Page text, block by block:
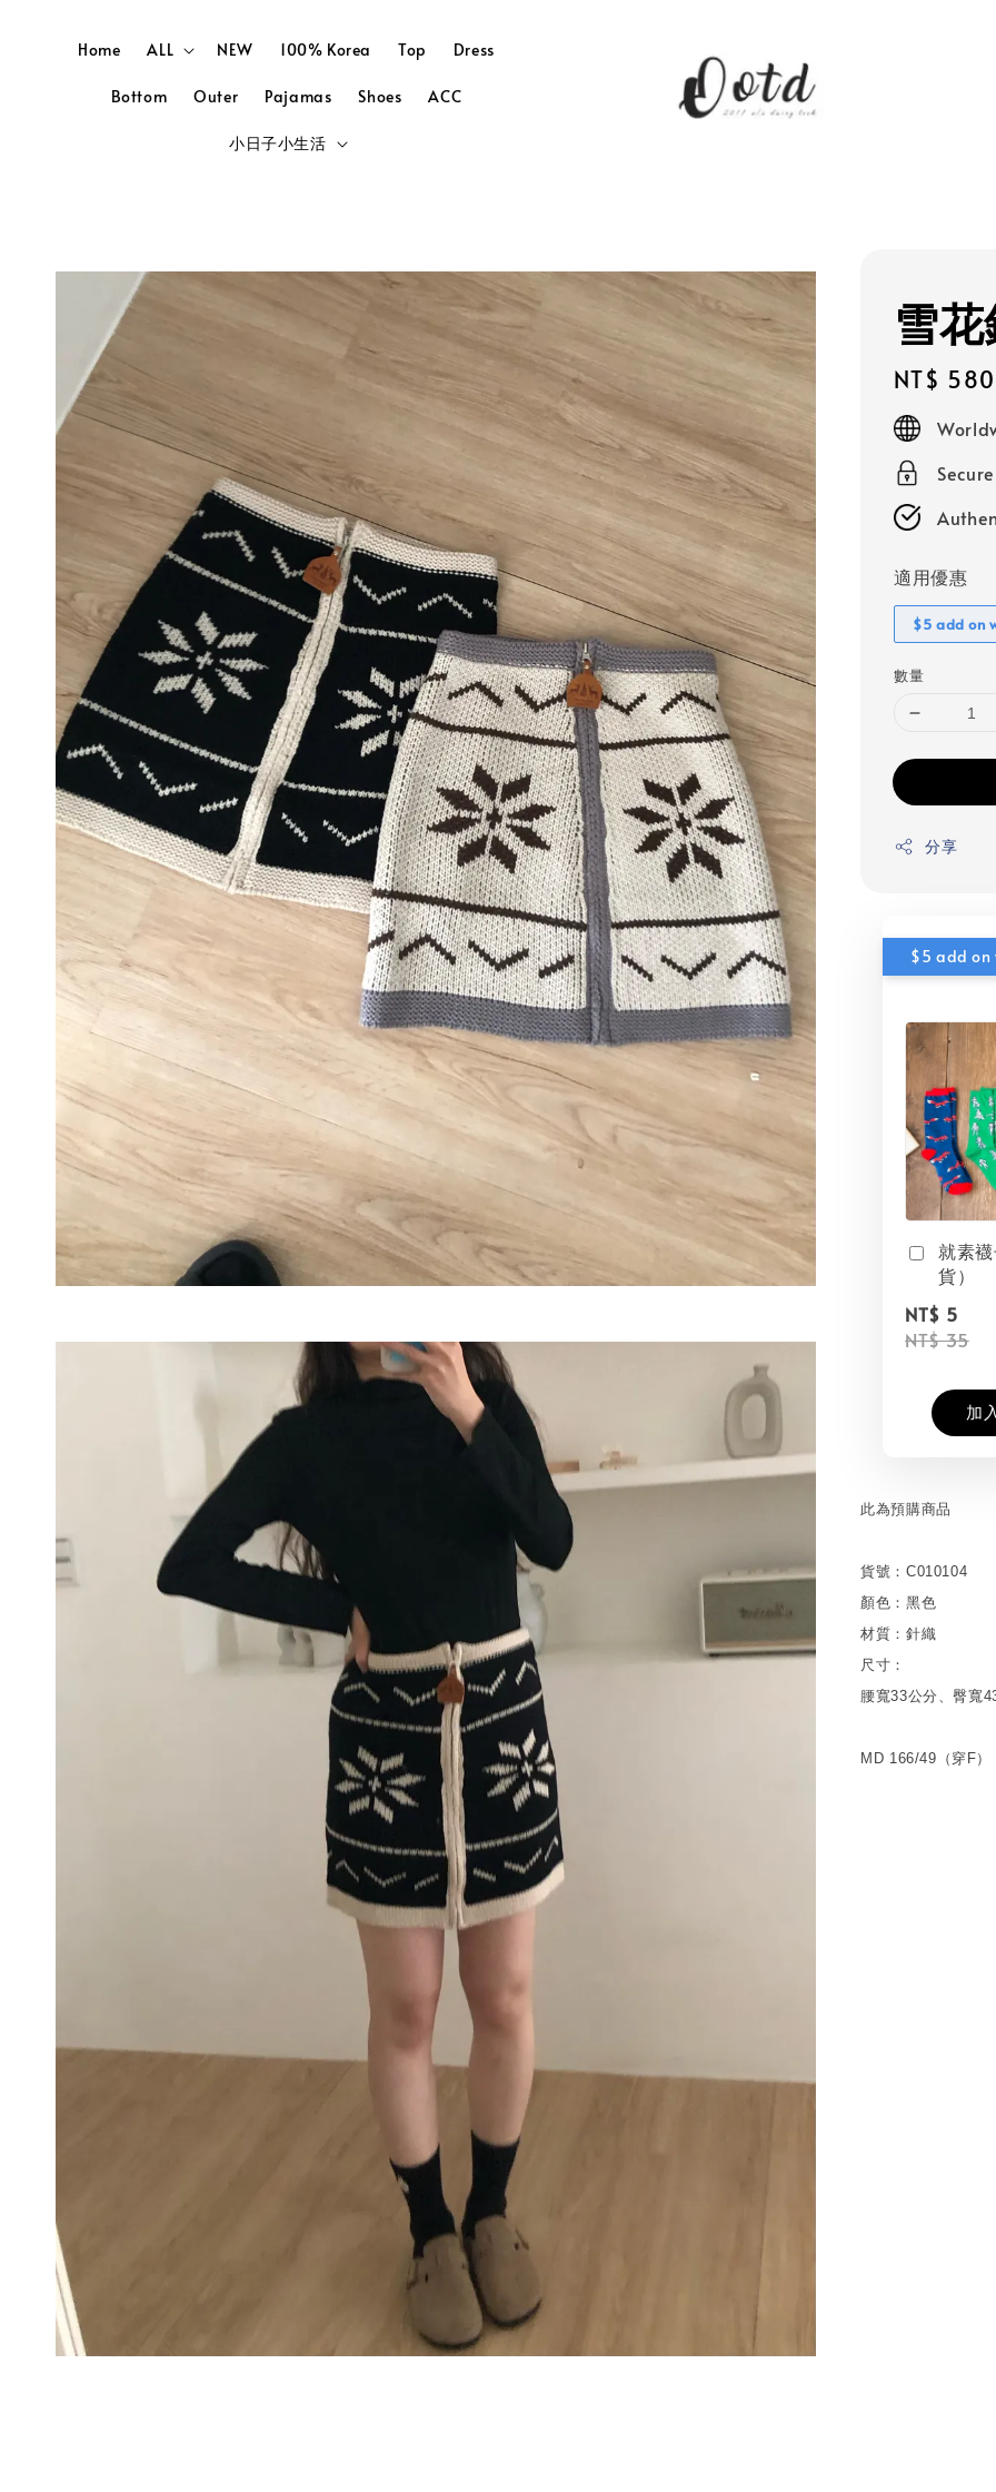
Home ALL NEW 100% Korea Top Dress
Bottom Outer Pajamas Shoes ACC
小日子小生活
雪
Regular
price
NT$ 580
適用優惠
$5 add on
數量
分享
就素
貨）
NT$ 5
NT$ 35
加
此為預購商品
貨號：C010104
顏色：黑色
材質：針織
尺寸：
腰寬33公分、臀寬
MD 166/49（穿F）